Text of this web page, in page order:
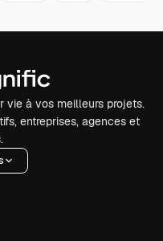
vie à vos meilleurs projets.
entreprises, agences et